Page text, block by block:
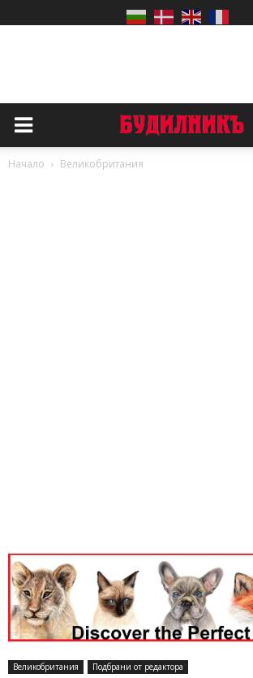
Начало Великобритания
Великобритания Подбрани от редактора